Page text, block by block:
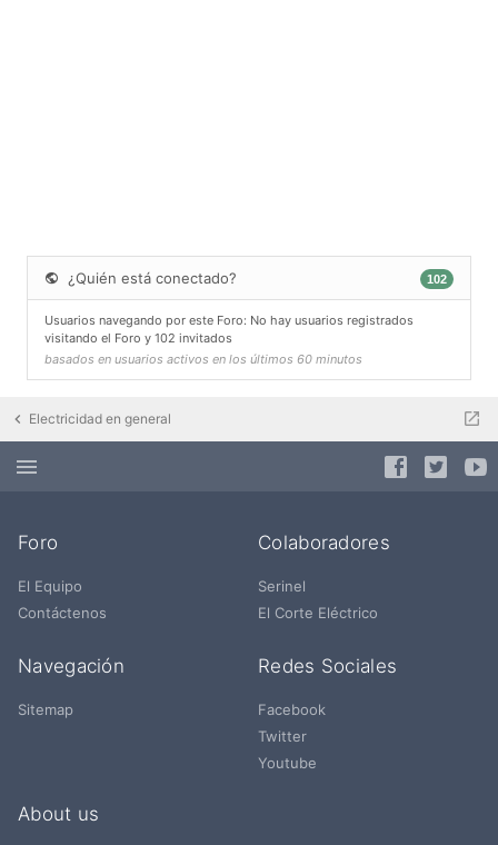
¿Quién está conectado? 102
Usuarios navegando por este Foro: No hay usuarios registrados
visitando el Foro y 102 invitados
basados en usuarios activos en los últimos 60 minutos
Electricidad en general
Foro
El Equipo
Contáctenos
Colaboradores
Serinel
El Corte Eléctrico
Navegación
Sitemap
Redes Sociales
Facebook
Twitter
Youtube
About us